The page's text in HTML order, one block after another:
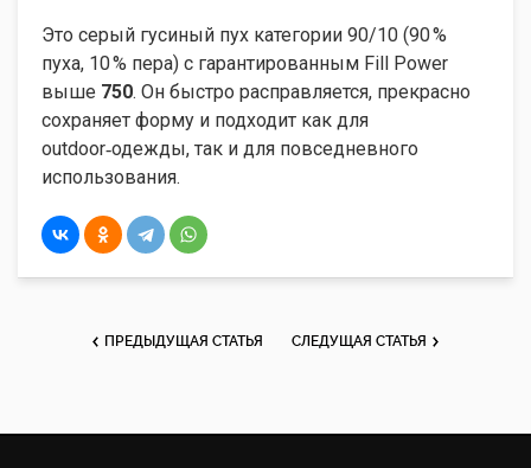
Это серый гусиный пух категории 90/10 (90 %
пуха, 10 % пера) с гарантированным Fill Power
выше 750. Он быстро расправляется, прекрасно
сохраняет форму и подходит как для
outdoor‑одежды, так и для повседневного
использования.
ПРЕДЫДУЩАЯ СТАТЬЯ СЛЕДУЩАЯ СТАТЬЯ